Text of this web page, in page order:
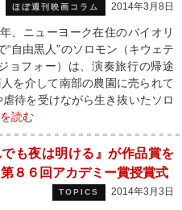
ほぼ週刊映画コラム 2014年3月8日
、ニューヨーク在住のバイオリ
“自由黒人”のソロモン（キウェテ
ョフォー）は、演奏旅行の帰途
を介して南部の農園に売られて
待を受けながら生き抜いたソロ
読む
でも夜は明ける』が作品賞を
８６回アカデミー賞授賞式
TOPICS 2014年3月3日